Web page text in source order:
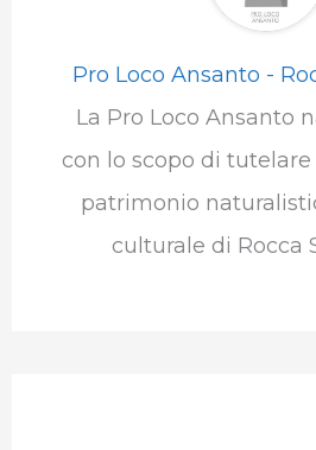
Pro Loco Ansanto -
La Pro Loco Ansanto
con lo scopo di
patrimonio
culturale di Rocca